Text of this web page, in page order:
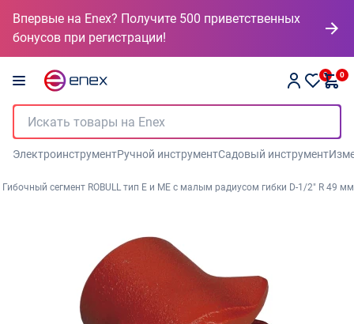
Впервые на Enex? Получите 500 приветственных
бонусов при регистрации!
0 0
ЭлектроинструментРучной инструментСадовый инструмент
Гибочный сегмент ROBULL тип E и МЕ с малым радиусом гибки D-1/2" R 49 мм